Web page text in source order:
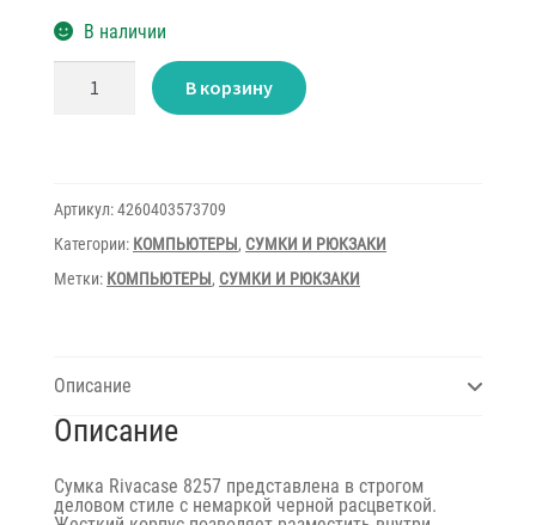
В наличии
Количество
товара
В корзину
Артикул:4260403573709
Категории: КОМПЬЮТЕРЫ, СУМКИ И РЮКЗАКИ
Метки: КОМПЬЮТЕРЫ, СУМКИ И РЮКЗАКИ
Описание
Описание
Сумка Rivacase 8257 представлена в строгом
деловом стиле с немаркой черной расцветкой.